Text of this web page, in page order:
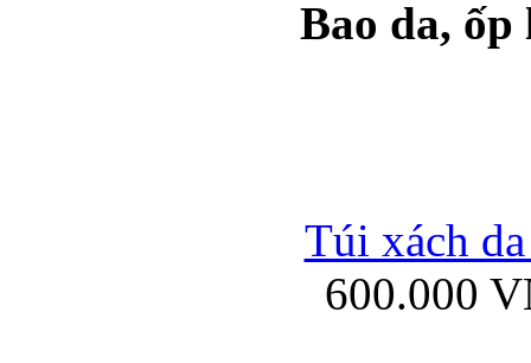
Ốp lưng silicon
Bao da,
Túi xách
600.000